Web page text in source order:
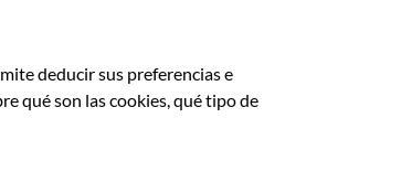
deducir sus preferencias e
qué son las cookies, qué tipo de